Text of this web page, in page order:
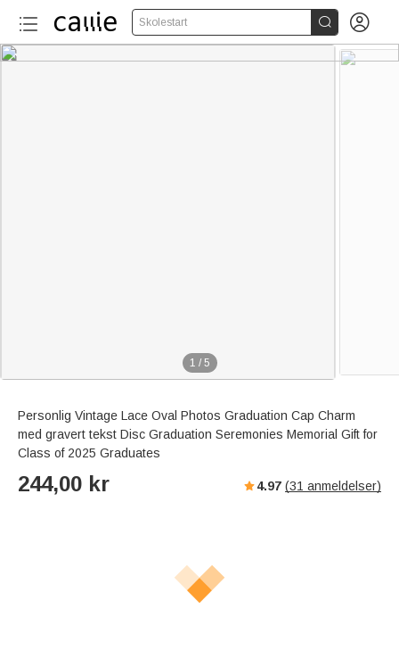
Skolestart  
1 / 5
Personlig Vintage Lace Oval Photos Graduation Cap Charm
med gravert tekst Disc Graduation Seremonies Memorial Gift for
Class of 2025 Graduates
244,00 kr 4.97 (31 anmeldelser)